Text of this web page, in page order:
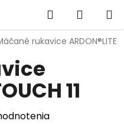
Hľadať
KOŠÍK
rukavice ARDON®LITE
11